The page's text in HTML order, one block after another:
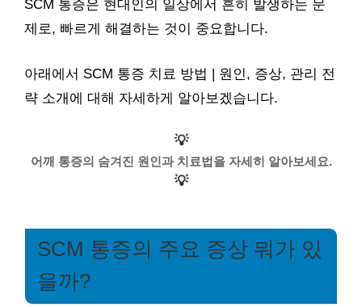
SCM 통증은 현대인의 일상에서 흔히 발생하는 문
제로, 빠르게 해결하는 것이 중요합니다.
아래에서 SCM 통증 치료 방법 | 원인, 증상, 관리 전
략 소개에 대해 자세하게 알아보겠습니다.
💡
어깨 통증의 숨겨진 원인과 치료법을 자세히 알아보세요.
💡
SCM 통증의 주요 증상 뭐가 있
을까?